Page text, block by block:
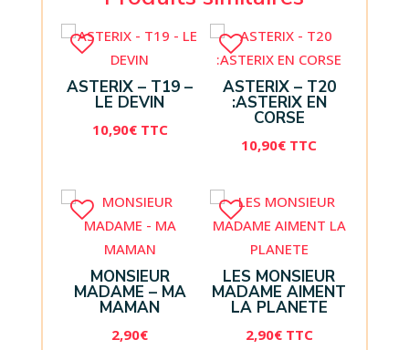
ASTERIX – T19 –
LE DEVIN
10,90€ TTC
ASTERIX – T20
:ASTERIX EN
CORSE
10,90€ TTC
MONSIEUR
MADAME – MA
MAMAN
2,90€
LES MONSIEUR
MADAME AIMENT
LA PLANETE
2,90€ TTC